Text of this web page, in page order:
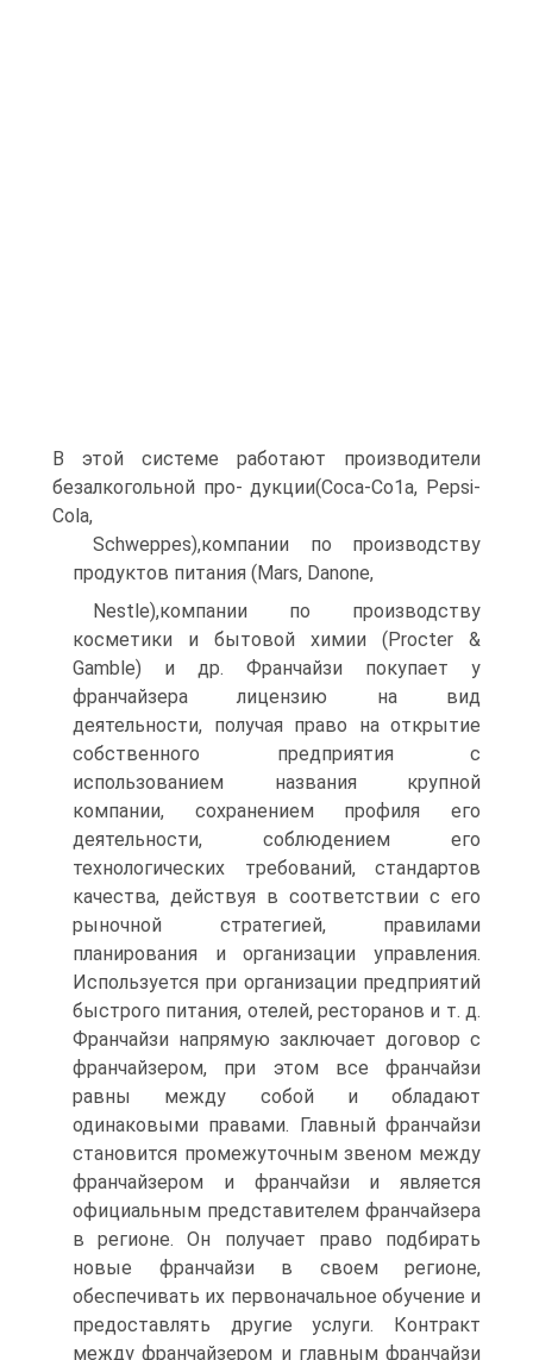
В этой системе работают производители
безалкогольной про- дукции(Соса-Со1а, Pepsi-
Cola,
Schweppes),компании по производству
продуктов питания (Mars, Danone,
Nestle),компании по производству
косметики и бытовой химии (Procter &
Gamble) и др. Франчайзи покупает у
франчайзера лицензию на вид
деятельности, получая право на открытие
собственного предприятия с
использованием названия крупной
компании, сохранением профиля его
деятельности, соблюдением его
технологических требований, стандартов
качества, действуя в соответствии с его
рыночной стратегией, правилами
планирования и организации управления.
Используется при организации предприятий
быстрого питания, отелей, ресторанов и т. д.
Франчайзи напрямую заключает договор с
франчайзером, при этом все франчайзи
равны между собой и обладают
одинаковыми правами. Главный франчайзи
становится промежуточным звеном между
франчайзером и франчайзи и является
официальным представителем франчайзера
в регионе. Он получает право подбирать
новые франчайзи в своем регионе,
обеспечивать их первоначальное обучение и
предоставлять другие услуги. Контракт
между франчайзером и главным франчайзи